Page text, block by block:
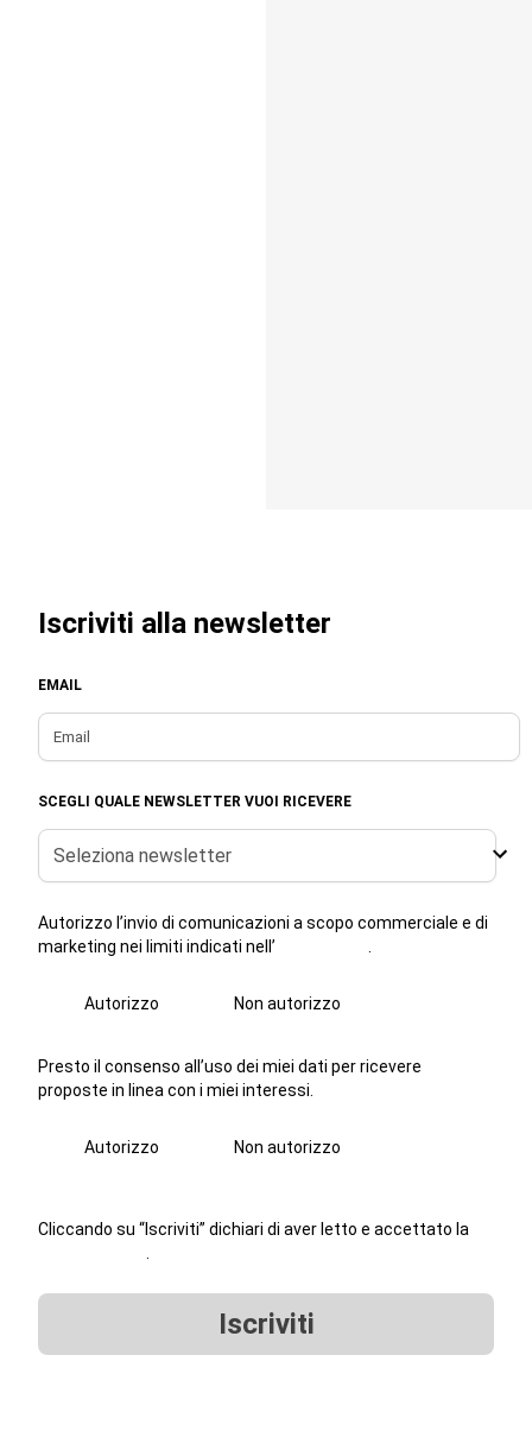
Iscriviti alla newsletter
EMAIL
SCEGLI QUALE NEWSLETTER VUOI RICEVERE
Seleziona newsletter
Autorizzo l’invio di comunicazioni a scopo commerciale e di
marketing nei limiti indicati nell’
Autorizzo Non autorizzo
Presto il consenso all’uso dei miei dati per ricevere
proposte in linea con i miei interessi.
Autorizzo Non autorizzo
Cliccando su “Iscriviti” dichiari di aver letto e accettato la
Iscriviti